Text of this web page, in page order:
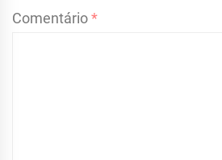
Comentário*